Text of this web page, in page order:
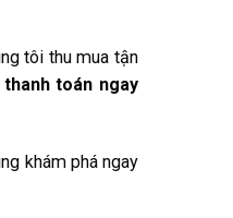
tôi thu mua tận
thanh toán ngay
khám phá ngay